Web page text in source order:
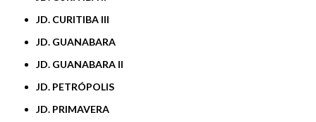
JD. CURITIBA III
JD. GUANABARA
JD. GUANABARA II
JD. PETRÓPOLIS
JD. PRIMAVERA